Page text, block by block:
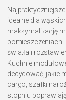
idealne dla
maksymalizację
pomieszczeniach.
światła i
Kuchnie
decydować, jakie
cargo, szafki
stopniu